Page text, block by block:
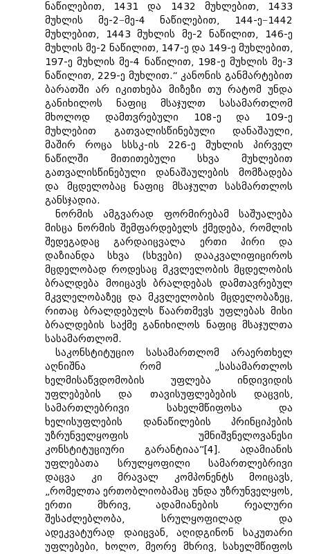
ნაწილებით, 143​1 და 143​2 მუხლებით, 143​3
მუხლის მე-2−მე-4 ნაწილებით, 144-ე−144​2
მუხლებით, 144​3 მუხლის მე-2 ნაწილით, 146-ე
მუხლის მე-2 ნაწილით, 147-ე და 149-ე მუხლებით,
197-ე მუხლის მე-4 ნაწილით, 198-ე მუხლის მე-3
ნაწილით, 229-ე მუხლით.“ კანონის განმარტებით
ბარათში არ იკითხება მიზეზი თუ რატომ უნდა
განიხილოს ნაფიც მსაჯულთ სასამართლომ
მხოლოდ დამთვრებული 108-ე და 109-ე
მუხლებით გათვალისწინებული დანაშაული,
მაშირ როცა სსსკ-ის 226-ე მუხლის პირველ
ნაწილში მითითებული სხვა მუხლებით
გათვალისწინებული დანაშაულების მომზადება
და მცდელობაც ნაფიც მსაჯულთ სასმართლოს
განსჯადია.
ნორმის ამგვარად ფორმირებამ საშუალება
მისცა ნორმის შემფარდებელს ქმედება, რომლის
შედეგადაც გარდაიცვალა ერთი პირი და
დაზიანდა სხვა (სხვები) დააკვალიფიციროს
მცდელობად როდესაც მკვლელობის მცდელობის
ბრალდება მოიცავს ბრალდებას დამთავრებულ
მკვლელობაზეც და მკვლელობის მცდელობაზეც,
რითაც ბრალდებულს წაართმევს უფლებას მისი
ბრალდების საქმე განიხილოს ნაფიც მსაჯულთა
სასამართლომ.
საკონსტიტუციო სასამართლომ არაერთხელ
აღნიშნა რომ „სასამართლოს
ხელმისაწვდომობის უფლება ინდივიდის
უფლებების და თავისუფლებების დაცვის,
სამართლებრივი სახელმწიფოსა და
ხელისუფლების დანაწილების პრინციპების
უზრუნველყოფის უმნიშვნელოვანესი
კონსტიტუციური გარანტიაა”[4]. ადამიანის
უფლებათა სრულყოფილი სამართლებრივი
დაცვა კი მრავალ კომპონენტს მოიცავს,
„რომელთა ერთობლიობამაც უნდა უზრუნველყოს,
ერთი მხრივ, ადამიანების რეალური
შესაძლებლობა, სრულყოფილად და
ადეკვატურად დაიცვან, აღიდგინონ საკუთარი
უფლებები, ხოლო, მეორე მხრივ, სახელმწიფოს